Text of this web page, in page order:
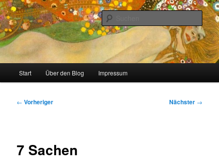
Zum
primären
Inhalt
springenmeinzigartig
Stricken, Nähen und alles was man selber machen kann
Start Über den Blog Impressum
Beitragsnavigation
← Vorheriger Nächster →
7 Sachen